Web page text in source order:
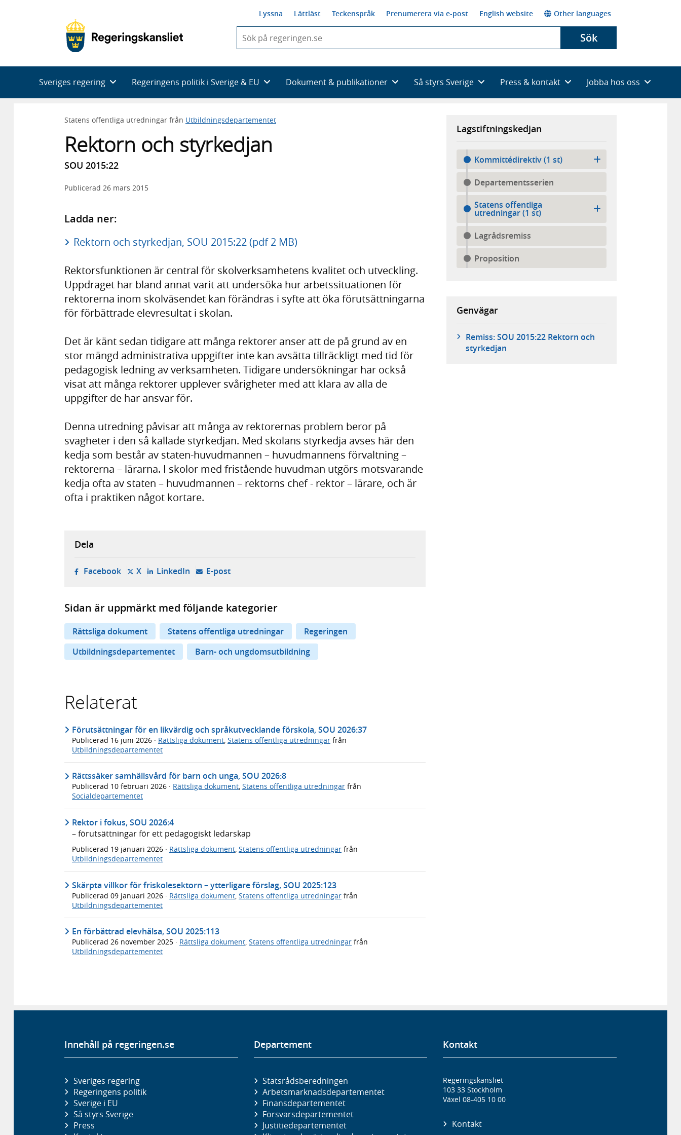
Lyssna Lättläst Teckenspråk Prenumerera via e-post English website Other languages
du
skriva
framträder
en
med
Sök
Sveriges regering Regeringens politik i Sverige & EU Dokument & publikationer Så styrs Sverige Press & kontakt Jobba hos oss
Statens offentliga utredningar från Utbildningsdepartementet
Rektorn och styrkedjan
SOU 2015:22
Publicerad 26 mars 2015
Ladda ner:
Rektorn och styrkedjan, SOU 2015:22 (pdf 2 MB)
Rektorsfunktionen är central för skolverksamhetens kvalitet och utveckling.
Uppdraget har bland annat varit att undersöka hur arbetssituationen för
rektorerna inom skolväsendet kan förändras i syfte att öka förutsättningarna
för förbättrade elevresultat i skolan.
Det är känt sedan tidigare att många rektorer anser att de på grund av en
stor mängd administrativa uppgifter inte kan avsätta tillräckligt med tid för
pedagogisk ledning av verksamheten. Tidigare undersökningar har också
visat att många rektorer upplever svårigheter med att klara av alla de
uppgifter de har ansvar för.
Denna utredning påvisar att många av rektorernas problem beror på
svagheter i den så kallade styrkedjan. Med skolans styrkedja avses här den
kedja som består av staten-huvudmannen – huvudmannens förvaltning –
rektorerna – lärarna. I skolor med fristående huvudman utgörs motsvarande
kedja ofta av staten – huvudmannen – rektorns chef - rektor – lärare, och är
ofta i praktiken något kortare.
Lagstiftningskedjan
Kommittédirektiv (1 st)
Departementsserien
Statens offentliga
utredningar (1 st)
Lagrådsremiss
Proposition
Genvägar
Remiss: SOU 2015:22 Rektorn och
styrkedjan
Dela
Facebook- öppnas i ny flik, extern webbplats,
X- öppnas i ny flik, extern webbplats,
LinkedIn- öppnas i ny flik, extern webbplats,
E-post- öppnar din e-postklient,
Sidan är uppmärkt med följande kategorier
Rättsliga dokument Statens offentliga utredningar
Regeringen
Utbildningsdepartementet
Barn- och ungdomsutbildning
Relaterat
Förutsättningar för en likvärdig och språkutvecklande förskola, SOU 2026:37
Publicerad 16 juni 2026 · Rättsliga dokument Statens offentliga utredningar från
Utbildningsdepartementet
Rättssäker samhällsvård för barn och unga, SOU 2026:8
Publicerad 10 februari 2026 · Rättsliga dokument, Statens offentliga utredningar från
Socialdepartementet
Rektor i fokus, SOU 2026:4
– förutsättningar för ett pedagogiskt ledarskap
Publicerad 19 januari 2026 · Rättsliga dokument, Statens offentliga utredningar från
Utbildningsdepartementet
Skärpta villkor för friskolesektorn – ytterligare förslag, SOU 2025:123
Publicerad 09 januari 2026 · Rättsliga dokument Statens offentliga utredningar från
Utbildningsdepartementet
En förbättrad elevhälsa, SOU 2025:113
Publicerad 26 november 2025 · Rättsliga dokument, Statens offentliga utredningar från
Utbildningsdepartementet
Innehåll på regeringen.se
Sveriges regering
Regeringens politik
Sverige i EU
Så styrs Sverige
Press
Departement
Statsrådsberedningen
Arbetsmarknads­departementet
Finans­departementet
Försvars­departementet
Justitie­departementet
Kontakt
Regeringskansliet
103 33 Stockholm
Växel 08-405 10 00
Kontakt